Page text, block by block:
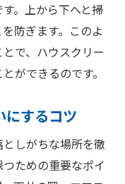
。上から下へと掃
防ぎます。このよ
で、ハウスクリー
ができるのです。
にするコツ
しがちな場所を徹
ための重要なポイ